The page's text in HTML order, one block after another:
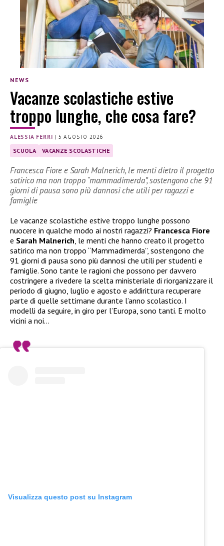
NEWS
Vacanze scolastiche estive
troppo lunghe, che cosa fare?
ALESSIA FERRI | 5 AGOSTO 2026
SCUOLA VACANZE SCOLASTICHE
Francesca Fiore e Sarah Malnerich, le menti dietro il progetto
satirico ma non troppo “mammadimerda”, sostengono che 91
giorni di pausa sono più dannosi che utili per ragazzi e
famiglie
Le vacanze scolastiche estive troppo lunghe possono
nuocere in qualche modo ai nostri ragazzi? Francesca Fiore
e Sarah Malnerich, le menti che hanno creato il progetto
satirico ma non troppo “Mammadimerda”, sostengono che
91 giorni di pausa sono più dannosi che utili per studenti e
famiglie. Sono tante le ragioni che possono per davvero
costringere a rivedere la scelta ministeriale di riorganizzare il
periodo di giugno, luglio e agosto e addirittura recuperare
parte di quelle settimane durante l’anno scolastico. I
modelli da seguire, in giro per l’Europa, sono tanti. E molto
vicini a noi…
Visualizza questo post su Instagram